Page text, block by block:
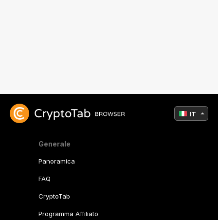
Generale
Panoramica
FAQ
CryptoTab
Programma Affiliato
IT